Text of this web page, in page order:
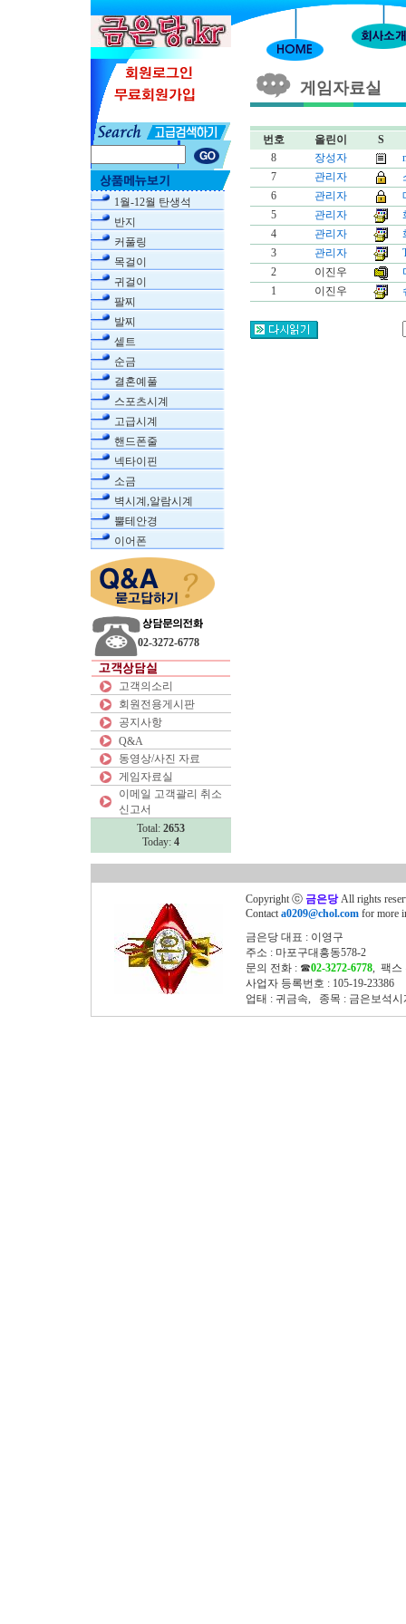
1월-12월 탄생석
반지
커풀링
목걸이
귀걸이
팔찌
발찌
셑트
순금
결혼예풀
스포츠시계
고급시계
핸드폰줄
넥타이핀
소금
벽시계,알람시계
뿔테안경
이어폰
02-3272-6778
고객의소리
회원전용게시판
공지사항
Q&A
동영상/사진 자료
게임자료실
이메일 고객괄리 취소
신고서
Total: 2653
Today: 4
게임자료실
번호 올린이
S
8
장성자
7
관리자
6
관리자
5
관리자
4
관리자
3
관리자
2
이진우
1
이진우
Copyright ⓒ 금은당All rights
Contact a0209@chol.com for more
금은당 대표 : 이영구
주소 : 마포구대흥동578-2
문의 전화 : ☎02-3272-6778, 팩스
사업자 등록번호 : 105-19-23386
업태 : 귀금속, 종목 : 금은보석시